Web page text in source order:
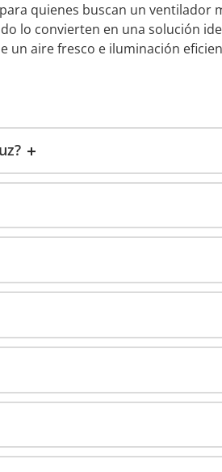
quienes buscan un
lo convierten en una solución
aire fresco e iluminación